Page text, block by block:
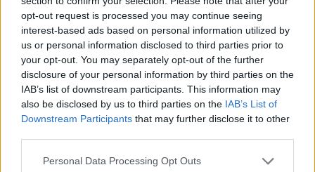
opt-out request is processed you may continue seeing
interest-based ads based on personal information utilized by
us or personal information disclosed to third parties prior to
your opt-out. You may separately opt-out of the further
disclosure of your personal information by third parties on the
IAB’s list of downstream participants. This information may
also be disclosed by us to third parties on the IAB’s List of
Downstream Participants that may further disclose it to other
Please note that this website/app uses one or more Google
Personal Data Processing Opt Outs